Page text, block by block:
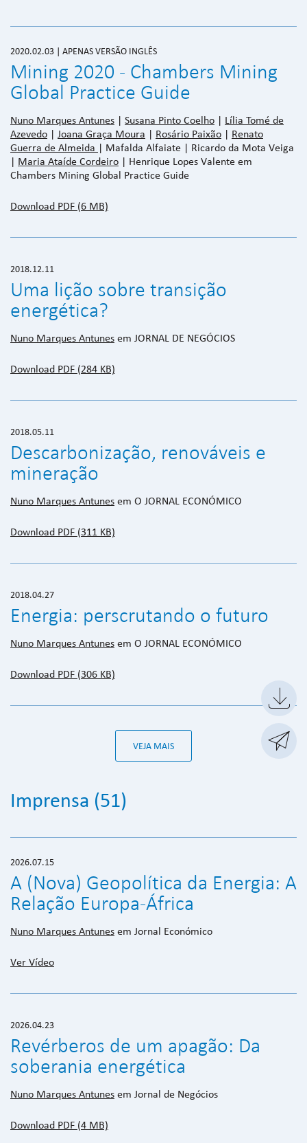


2020.02.03 | APENAS VERSÃO INGLÊS
Mining 2020 - Chambers Mining
Global Practice Guide
Nuno Marques Antunes | Susana Pinto Coelho | Lília Tomé de
Azevedo | Joana Graça Moura | Rosário Paixão | Renato
Guerra de Almeida | Mafalda Alfaiate | Ricardo da Mota Veiga
| Maria Ataíde Cordeiro | Henrique Lopes Valente em
Chambers Mining Global Practice Guide
Download PDF (6 MB)
2018.12.11
Uma lição sobre transição
energética?
Nuno Marques Antunesem JORNAL DE NEGÓCIOS
Download PDF (284 KB)
2018.05.11
Descarbonização, renováveis e
mineração
Nuno Marques Antunesem O JORNAL ECONÓMICO
Download PDF (311 KB)
2018.04.27
Energia: perscrutando o futuro
Nuno Marques Antunesem O JORNAL ECONÓMICO
Download PDF (306 KB)
VEJA MAIS
Imprensa (51)
2026.07.15
A (Nova) Geopolítica da Energia: A
Relação Europa-África
Nuno Marques Antunesem Jornal Económico
Ver Vídeo
2026.04.23
Revérberos de um apagão: Da
soberania energética
Nuno Marques Antunesem Jornal de Negócios
Download PDF (4 MB)